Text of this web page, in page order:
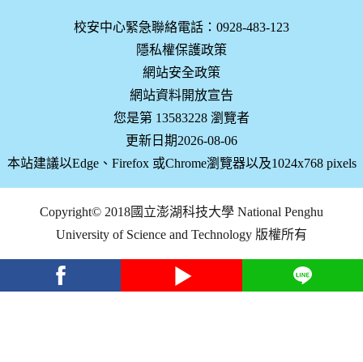
校安中心緊急聯絡電話：0928-483-123
隱私權保護政策
網站安全政策
網站資料開放宣告
您是第 13583228 瀏覽者
更新日期2026-08-06
本站建議以Edge、Firefox 或Chrome瀏覽器以及1024x768 pixels
Copyright© 2018國立澎湖科技大學 National Penghu
University of Science and Technology 版權所有